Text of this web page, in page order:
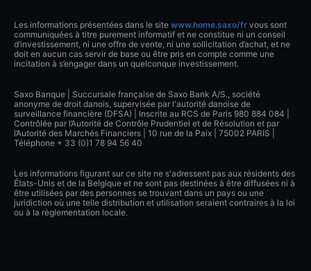
Les informations présentées dans le site www.home.saxo/fr vous sont
communiquées à titre purement informatif et ne constitue ni un conseil
d’investissement, ni une offre de vente, ni une sollicitation d’achat, et ne
doit en aucun cas servir de base ou être pris en compte comme une
incitation à s’engager dans un quelconque investissement.
Saxo Banque | Succursale française de Saxo Bank A/S., société
anonyme de droit danois, supervisée par l'autorité danoise de
surveillance financière (DFSA) | Inscrite au RCS de Paris 980 884 084 |
Contrôlée par l’Autorité de Contrôle Prudentiel et de Résolution et par
l’Autorité des Marchés Financiers | 10 rue de la Paix | 75002 PARIS |
Téléphone + 33 (0)1 78 94 56 40
Les informations figurant sur ce site ne s'adressent pas aux résidents des
États-Unis et de la Belgique et ne sont pas destinées à être diffusées ni à
être utilisées par des personnes se trouvant dans un pays ou une
juridiction où une telle distribution et utilisation seraient contraires à la loi
ou à la règlementation locale.